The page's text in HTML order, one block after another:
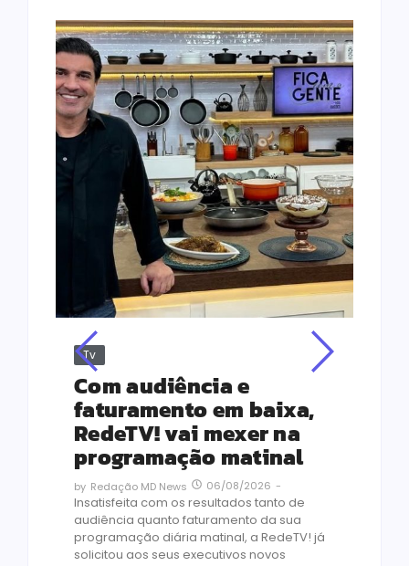
Tv
Com audiência e
faturamento em baixa,
RedeTV! vai mexer na
programação matinal
by Redação MD News 06/08/2026 -
Insatisfeita com os resultados tanto de
audiência quanto faturamento da sua
programação diária matinal, a RedeTV! já
solicitou aos seus executivos novos